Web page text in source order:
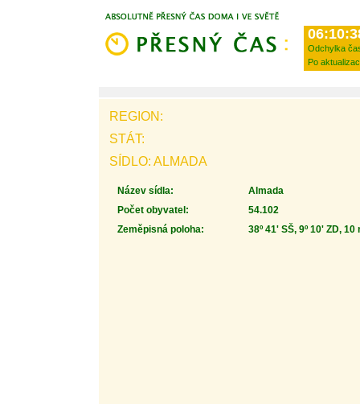
Odchylka
Po
REGION:
STÁT:
SÍDLO: ALMADA
Název sídla:
Almada
Počet obyvatel:
54.102
Zeměpisná poloha:
38º 41' SŠ, 9º 10' ZD, 10